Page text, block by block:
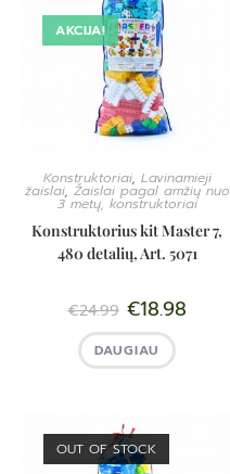
AKCIJA!
Konstruktoriai, Lavinamieji
žaislai, Žaislai pagal amžių nuo
3 metų, konstruktoriai
Konstruktorius kit Master 7,
480 detalių, Art. 5071
€24.99 €18.98
DAUGIAU
OUT OF STOCK